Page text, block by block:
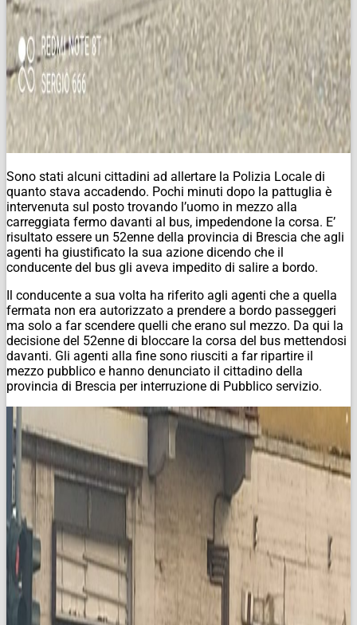
Sono stati alcuni cittadini ad allertare la Polizia Locale di
quanto stava accadendo. Pochi minuti dopo la pattuglia è
intervenuta sul posto trovando l’uomo in mezzo alla
carreggiata fermo davanti al bus, impedendone la corsa. E’
risultato essere un 52enne della provincia di Brescia che agli
agenti ha giustificato la sua azione dicendo che il
conducente del bus gli aveva impedito di salire a bordo.
Il conducente a sua volta ha riferito agli agenti che a quella
fermata non era autorizzato a prendere a bordo passeggeri
ma solo a far scendere quelli che erano sul mezzo. Da qui la
decisione del 52enne di bloccare la corsa del bus mettendosi
davanti. Gli agenti alla fine sono riusciti a far ripartire il
mezzo pubblico e hanno denunciato il cittadino della
provincia di Brescia per interruzione di Pubblico servizio.